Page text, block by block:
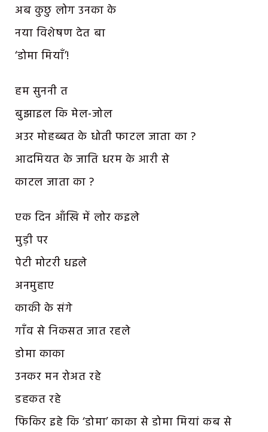
अब कुछु लोग उनका के
नया विशेषण देत बा
‘डोमा मियाँ’!
हम सुननी त
बुझाइल कि मेल-जोल
अउर मोहब्बत के धोती फाटल जाता का ?
आदमियत के जाति धरम के आरी से
काटल जाता का ?
एक दिन आँखि में लोर कइले
मुड़ी पर
पेटी मोटरी धइले
अनमुहाए
काकी के संगे
गाँव से निकसत जात रहले
डोमा काका
उनकर मन रोअत रहे
डहकत रहे
फिकिर इहे कि ‘डोमा’ काका से डोमा मियां कब से